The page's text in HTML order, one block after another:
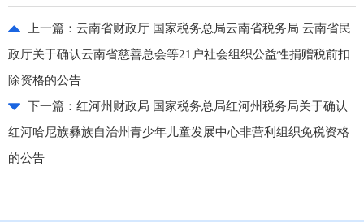
上一篇： 云南省财政厅 国家税务总局云南省税务局 云南省民
政厅关于确认云南省慈善总会等21户社会组织公益性捐赠税前扣
除资格的公告
下一篇： 红河州财政局 国家税务总局红河州税务局关于确认
红河哈尼族彝族自治州青少年儿童发展中心非营利组织免税资格
的公告